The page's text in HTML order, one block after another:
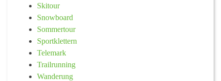
Skitour
Snowboard
Sommertour
Sportklettern
Telemark
Trailrunning
Wanderung